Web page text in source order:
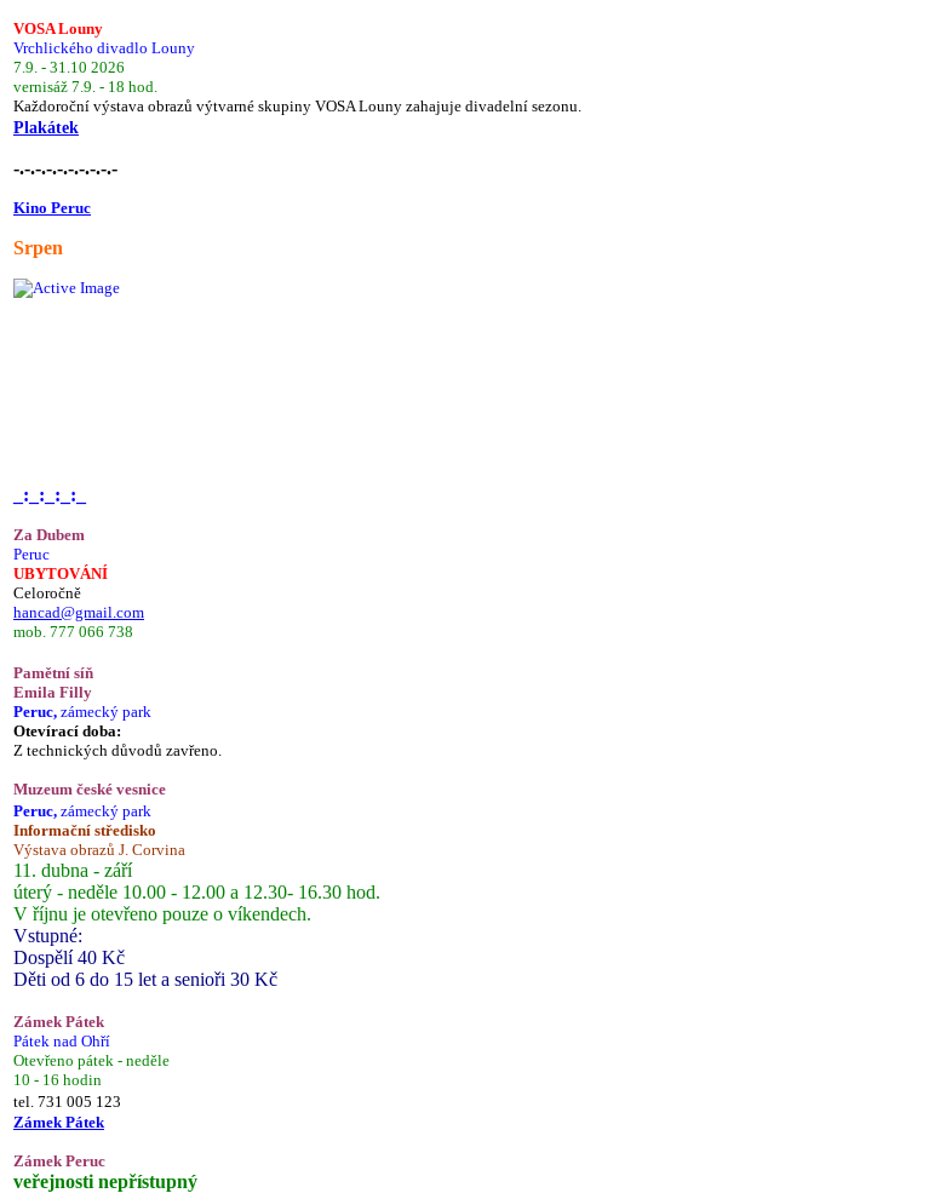
VOSA Louny
Vrchlického divadlo Louny
7.9. - 31.10 2026
vernisáž 7.9. - 18 hod.
Každoroční výstava obrazů výtvarné skupiny VOSA Louny zahajuje divadelní sezonu.
Plakátek
-.-.-.-.-.-.-.-.-.-
Kino Peruc
Srpen
_:_:_:_:_
Za Dubem
Peruc
UBYTOVÁNÍ
Celoročně
hancad@gmail.com
mob. 777 066 738
Pamětní síň
Emila Filly
Peruc, zámecký park
Otevírací doba:
Z technických důvodů zavřeno.
Muzeum české vesnice
Peruc, zámecký park
Informační středisko
Výstava obrazů J. Corvina
11. dubna - září
úterý - neděle 10.00 - 12.00 a 12.30- 16.30 hod.
V říjnu je otevřeno pouze o víkendech.
Vstupné:
Dospělí 40 Kč
Děti od 6 do 15 let a senioři 30 Kč
Zámek Pátek
Pátek nad Ohří
Otevřeno pátek - neděle
10 - 16 hodin
tel. 731 005 123
Zámek Pátek
Zámek Peruc
veřejnosti nepřístupný